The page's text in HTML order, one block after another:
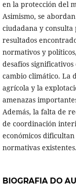
en la protección del
Asimismo, se
ciudadana y consulta
resultados
normativos y
desafíos
cambio climático. La
agrícola y la
amenazas
Además, la falta de
de coordinación
económicos
normativas existentes.
BIOGRAFIA DO